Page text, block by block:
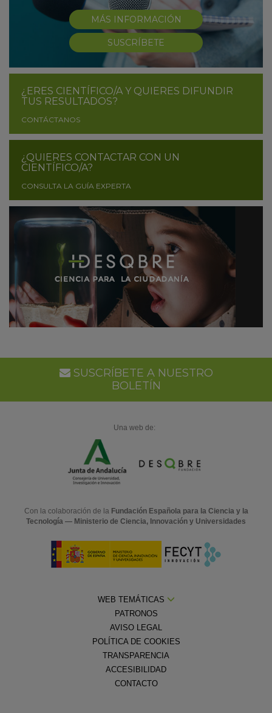
MÁS INFORMACIÓN
SUSCRÍBETE
¿ERES CIENTÍFICO/A Y QUIERES DIFUNDIR
TUS RESULTADOS?
CONTÁCTANOS
¿QUIERES CONTACTAR CON UN
CIENTÍFICO/A?
CONSULTA LA GUÍA EXPERTA
SUSCRÍBETE A NUESTRO
BOLETÍN
Una web de:
Con la colaboración de la Fundación Española para la Ciencia y la
Tecnología — Ministerio de Ciencia, Innovación y Universidades
WEB TEMÁTICAS
PATRONOS
AVISO LEGAL
POLÍTICA DE COOKIES
TRANSPARENCIA
ACCESIBILIDAD
CONTACTO